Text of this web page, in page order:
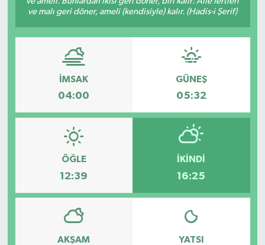
ve malı geri döner, ameli (kendisiyle) kalır. (Hadis-i Şerif)
İMSAK
04:00
GÜNEŞ
05:32
ÖĞLE
12:39
İKINDI
16:25
AKŞAM YATSI
Sağlık
Tarih - Kültür - Sanat - Turizm
Yaşam